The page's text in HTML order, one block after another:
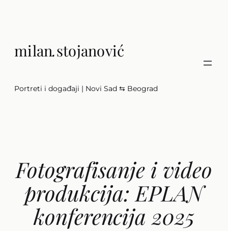
milan.stojanović
Portreti i događaji | Novi Sad ⇆ Beograd
Fotografisanje i video
produkcija: EPLAN
konferencija 2025